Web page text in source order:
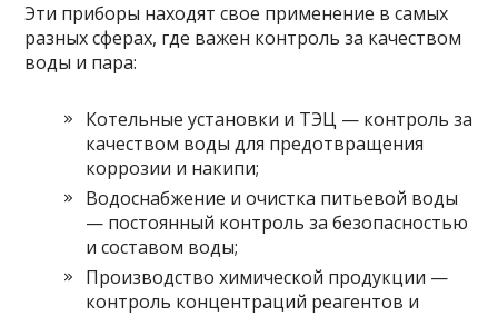
Эти приборы находят свое применение в самых
разных сферах, где важен контроль за качеством
воды и пара:
Котельные установки и ТЭЦ — контроль за
качеством воды для предотвращения
коррозии и накипи;
Водоснабжение и очистка питьевой воды
— постоянный контроль за безопасностью
и составом воды;
Производство химической продукции —
контроль концентраций реагентов и